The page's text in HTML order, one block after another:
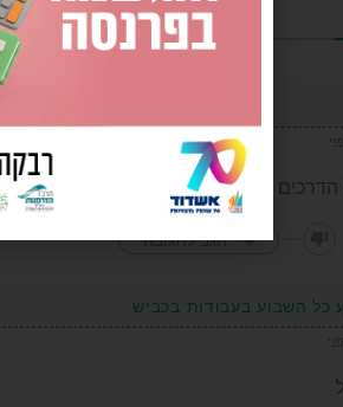
לאשדוד פקוקות וחסומות בושה
הגב לתגובה
כל השבוע בעבודות בכביש